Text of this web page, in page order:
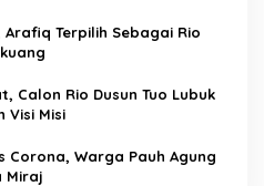
Terpilih Sebagai Rio
Calon Rio Dusun Tuo Lubuk
Visi Misi
Corona, Warga Pauh Agung
Miraj